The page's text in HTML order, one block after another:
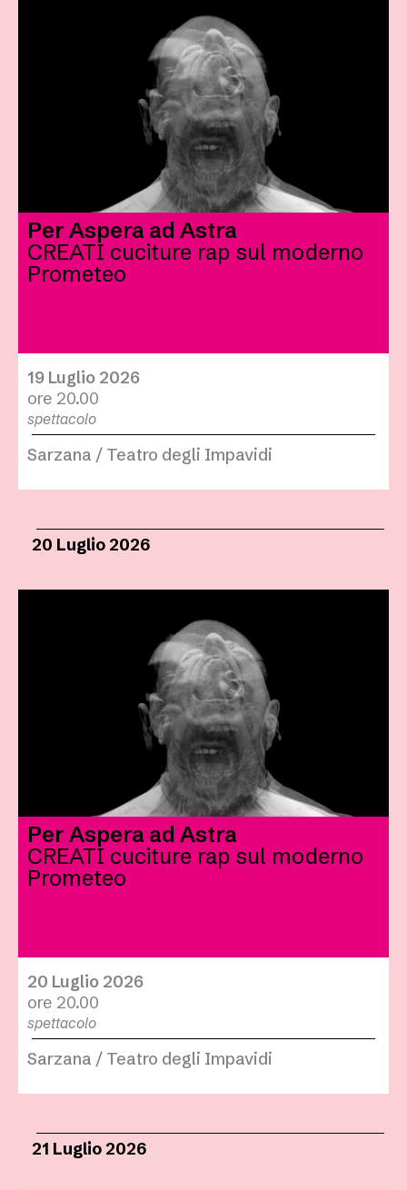
Per Aspera ad Astra
CREATI cuciture rap sul moderno
Prometeo
19 Luglio 2026
ore 20.00
spettacolo
Sarzana / Teatro degli Impavidi
20 Luglio 2026
Per Aspera ad Astra
CREATI cuciture rap sul moderno
Prometeo
20 Luglio 2026
ore 20.00
spettacolo
Sarzana / Teatro degli Impavidi
21 Luglio 2026